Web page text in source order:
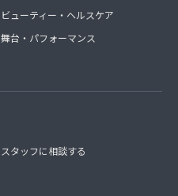
ビューティー・ヘルスケア
舞台・パフォーマンス
スタッフに相談する